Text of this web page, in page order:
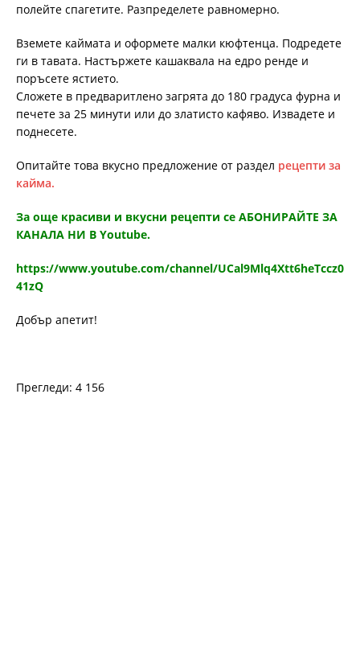
полейте спагетите. Разпределете равномерно.
Вземете каймата и оформете малки кюфтенца. Подредете
ги в тавата. Настържете кашаквала на едро ренде и
поръсете ястието.
Сложете в предваритлено загрята до 180 градуса фурна и
печете за 25 минути или до златисто кафяво. Извадете и
поднесете.
Опитайте това вкусно предложение от раздел рецепти за
кайма.
За още красиви и вкусни рецепти се АБОНИРАЙТЕ ЗА
КАНАЛА НИ В Youtube.
https://www.youtube.com/channel/UCal9Mlq4Xtt6heTccz0
41zQ
Добър апетит!
Прегледи: 4 156